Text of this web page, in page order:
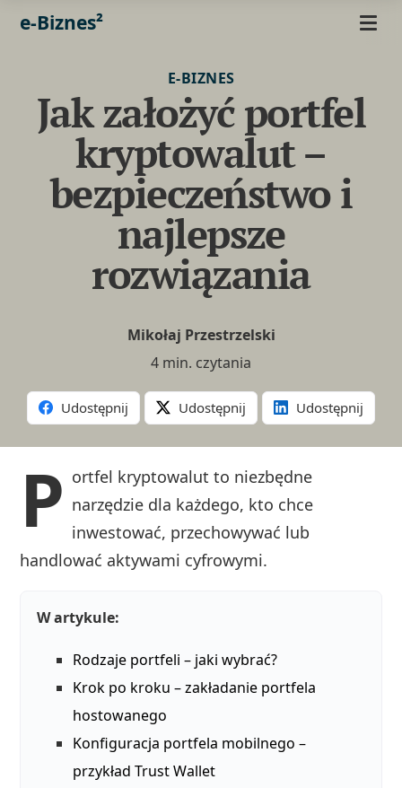
e-Biznes²
E-BIZNES
Jak założyć portfel
kryptowalut –
bezpieczeństwo i
najlepsze
rozwiązania
Mikołaj Przestrzelski
4 min. czytania
Udostępnij Udostępnij Udostępnij
P ortfel kryptowalut to niezbędne
narzędzie dla każdego, kto chce
inwestować, przechowywać lub
handlować aktywami cyfrowymi.
W artykule:
Rodzaje portfeli – jaki wybrać?
Krok po kroku – zakładanie portfela
hostowanego
Konfiguracja portfela mobilnego –
przykład Trust Wallet